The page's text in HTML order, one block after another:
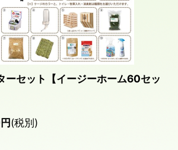
ーセット【イージーホーム60セッ
円(税別)